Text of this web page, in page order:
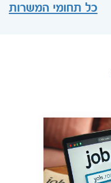
כל תחומי המשרות